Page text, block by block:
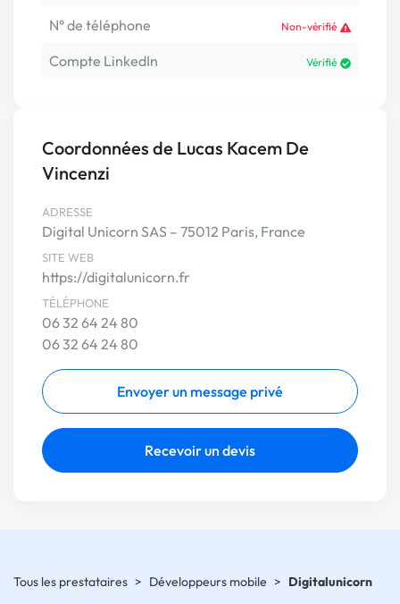
N° de téléphone Non-vérifié
Compte LinkedIn Vérifié
Coordonnées de Lucas Kacem De
Vincenzi
ADRESSE
Digital Unicorn SAS – 75012 Paris, France
SITE WEB
https://digitalunicorn.fr
TÉLÉPHONE
06 32 64 24 80
06 32 64 24 80
Envoyer un message privé
Recevoir un devis
Tous les prestataires > Développeurs mobile > Digitalunicorn